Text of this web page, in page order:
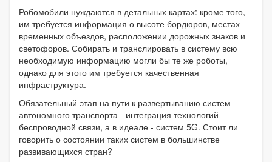
Робомобили нуждаются в детальных картах: кроме того,
им требуется информация о высоте бордюров, местах
временных объездов, расположении дорожных знаков и
светофоров. Собирать и транслировать в систему всю
необходимую информацию могли бы те же роботы,
однако для этого им требуется качественная
инфраструктура.
Обязательный этап на пути к развертыванию систем
автономного транспорта - интеграция технологий
беспроводной связи, а в идеале - систем 5G. Стоит ли
говорить о состоянии таких систем в большинстве
развивающихся стран?